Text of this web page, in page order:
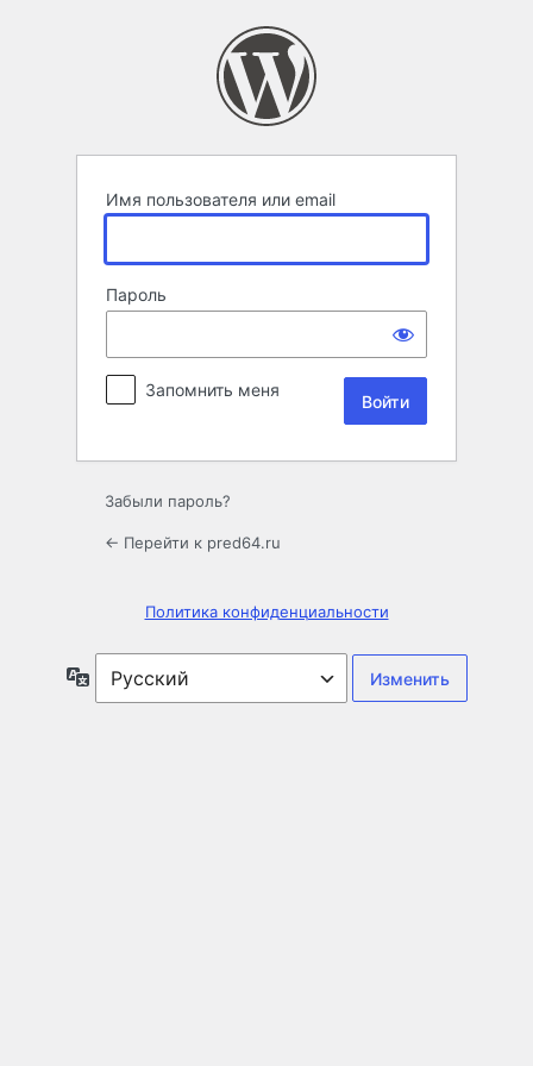
Имя пользователя или email
Пароль
Запомнить меня
Забыли пароль?
← Перейти к pred64.ru
Политика конфиденциальности
Язык